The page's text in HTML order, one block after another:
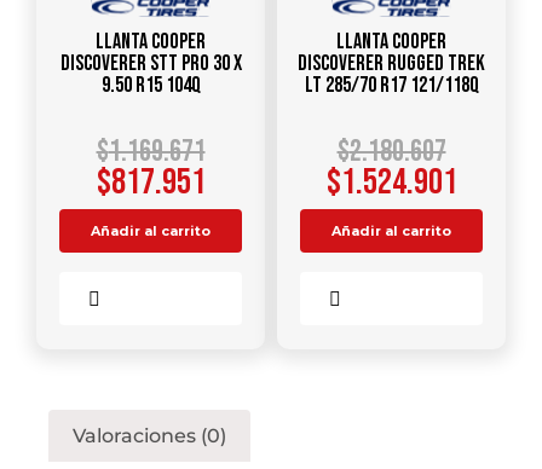
Llanta COOPER
DISCOVERER STT PRO 30 X
9.50 R15 104Q
$1.169.671
$817.951
Añadir al carrito
Llanta COOPER
DISCOVERER RUGGED TREK
LT 285/70 R17 121/118Q
$2.180.607
$1.524.901
Añadir al carrito
Valoraciones (0)